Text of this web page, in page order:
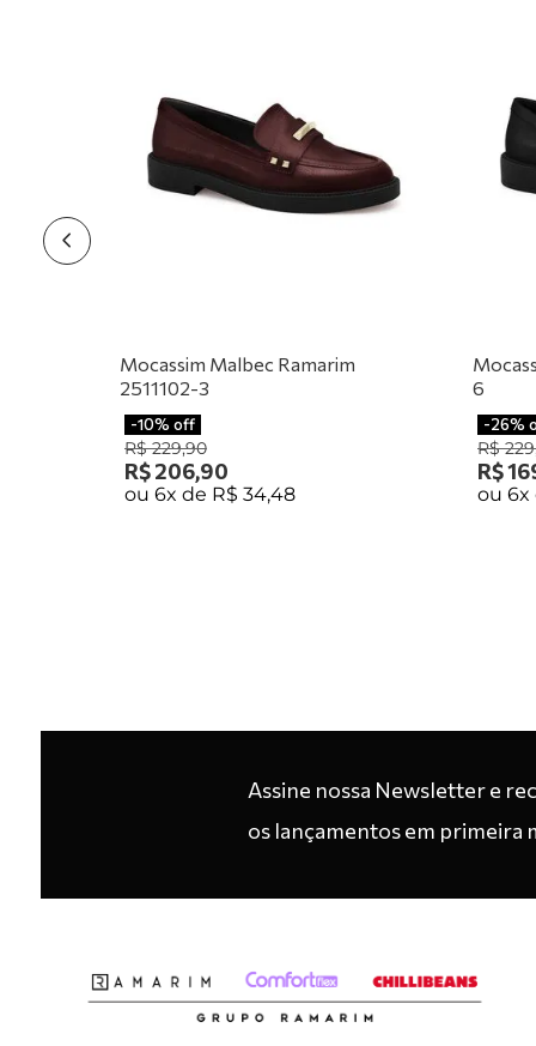
Mocassim Malbec Ramarim
2511102-3
-10% off
R$ 229,90
R$206,90
ou6x de R$ 34,48
6
-26%
R$ 229
R$
ou6x
Assine nossa Newsletter e
os lançamentos em primeira